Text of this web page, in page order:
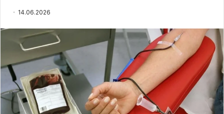
14.06.2026